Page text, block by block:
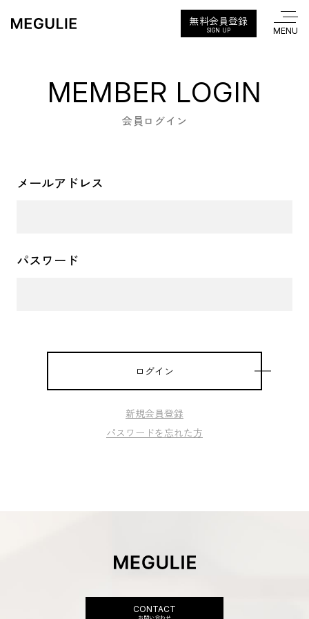
無料会員登録
SIGN UP
MEMBER LOGIN
会員ログイン
メールアドレス
パスワード
ログイン
新規会員登録
パスワードを忘れた方
CONTACT
お問い合わせ